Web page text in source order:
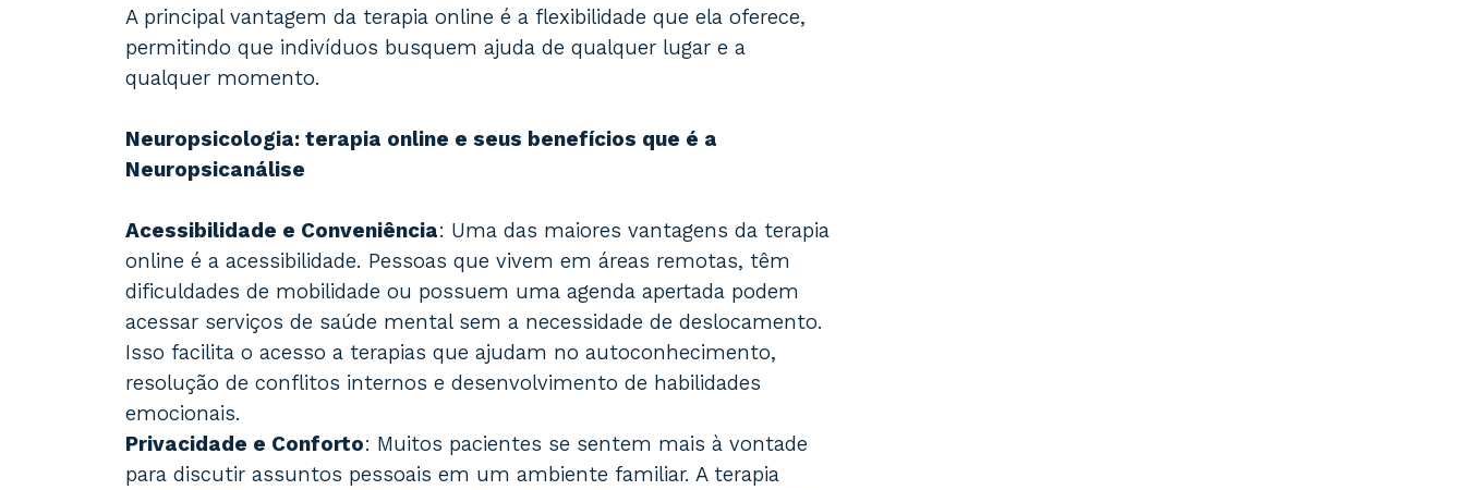
A principal vantagem da terapia online é a flexibilidade que ela oferece,
permitindo que indivíduos busquem ajuda de qualquer lugar e a
qualquer momento.
Neuropsicologia: terapia online e seus benefícios que é a
Neuropsicanálise
Acessibilidade e Conveniência: Uma das maiores vantagens da terapia
online é a acessibilidade. Pessoas que vivem em áreas remotas, têm
dificuldades de mobilidade ou possuem uma agenda apertada podem
acessar serviços de saúde mental sem a necessidade de deslocamento.
Isso facilita o acesso a terapias que ajudam no autoconhecimento,
resolução de conflitos internos e desenvolvimento de habilidades
emocionais.
Privacidade e Conforto: Muitos pacientes se sentem mais à vontade
para discutir assuntos pessoais em um ambiente familiar. A terapia